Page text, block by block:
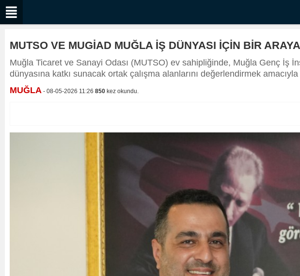
MUTSO VE MUGİAD MUĞLA İŞ DÜNYASI İÇİN BİR
Muğla Ticaret ve Sanayi Odası (MUTSO) ev sahipliğinde, Muğla Genç İş
dünyasına katkı sunacak ortak çalışma alanlarını değerlendirmek
MUĞLA - 08-05-2026 11:26 850 kez okundu.